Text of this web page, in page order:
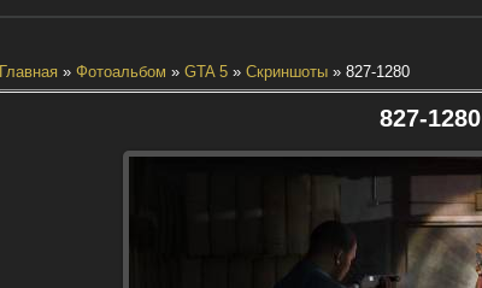
Главная» Фотоальбом » GTA 5» Скриншоты» 827-1280
827-1280